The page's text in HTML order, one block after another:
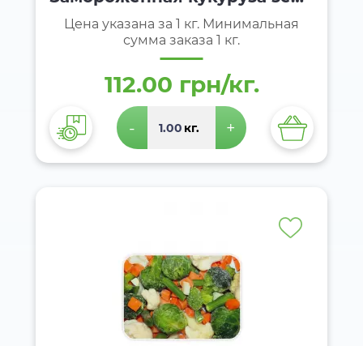
а
Цена указана за 1 кг. Минимальная
сумма заказа 1 кг.
112.00 грн/кг.
- кг. +